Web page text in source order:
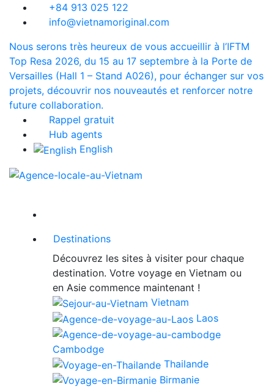
+84 913 025 122
info@vietnamoriginal.com
Nous serons très heureux de vous accueillir à l’IFTM
Top Resa 2026, du 15 au 17 septembre à la Porte de
Versailles (Hall 1 – Stand A026), pour échanger sur vos
projets, découvrir nos nouveautés et renforcer notre
future collaboration.
Rappel gratuit
Hub agents
English
Destinations
Découvrez les sites à visiter pour chaque
destination. Votre voyage en Vietnam ou
en Asie commence maintenant !
Vietnam
Laos
Cambodge
Thailande
Birmanie